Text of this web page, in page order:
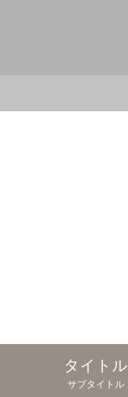
タイトル
サブタイトル